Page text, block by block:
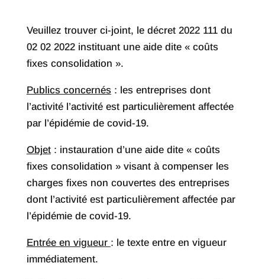
Veuillez trouver ci-joint, le décret 2022 111 du
02 02 2022 instituant une aide dite « coûts
fixes consolidation ».
Publics concernés: les entreprises dont
l’activité l’activité est particulièrement affectée
par l’épidémie de covid-19.
Objet: instauration d’une aide dite « coûts
fixes consolidation » visant à compenser les
charges fixes non couvertes des entreprises
dont l’activité est particulièrement affectée par
l’épidémie de covid-19.
Entrée en vigueur : le texte entre en vigueur
immédiatement.